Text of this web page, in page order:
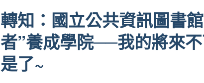
轉知：國立公共資訊圖書
者”養成學院──我的將來
是了~